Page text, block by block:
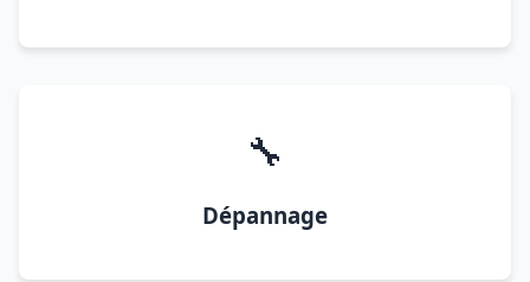
🔧
Dépannage